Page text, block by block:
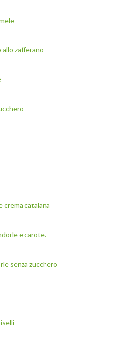
allo zafferano
crema catalana
e carote.
senza zucchero